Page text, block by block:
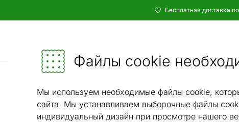
Файлы cookie
Мы используем необходимые файлы cookie,
сайта. Мы устанавливаем выборочные файлы
индивидуальный дизайн при просмотре нашего
Бесплатная доставка
Мебель и убранство - ON24